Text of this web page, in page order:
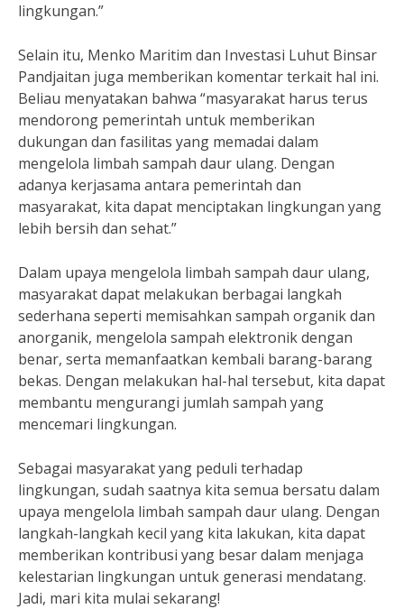
lingkungan.”
Selain itu, Menko Maritim dan Investasi Luhut Binsar
Pandjaitan juga memberikan komentar terkait hal ini.
Beliau menyatakan bahwa “masyarakat harus terus
mendorong pemerintah untuk memberikan
dukungan dan fasilitas yang memadai dalam
mengelola limbah sampah daur ulang. Dengan
adanya kerjasama antara pemerintah dan
masyarakat, kita dapat menciptakan lingkungan yang
lebih bersih dan sehat.”
Dalam upaya mengelola limbah sampah daur ulang,
masyarakat dapat melakukan berbagai langkah
sederhana seperti memisahkan sampah organik dan
anorganik, mengelola sampah elektronik dengan
benar, serta memanfaatkan kembali barang-barang
bekas. Dengan melakukan hal-hal tersebut, kita dapat
membantu mengurangi jumlah sampah yang
mencemari lingkungan.
Sebagai masyarakat yang peduli terhadap
lingkungan, sudah saatnya kita semua bersatu dalam
upaya mengelola limbah sampah daur ulang. Dengan
langkah-langkah kecil yang kita lakukan, kita dapat
memberikan kontribusi yang besar dalam menjaga
kelestarian lingkungan untuk generasi mendatang.
Jadi, mari kita mulai sekarang!